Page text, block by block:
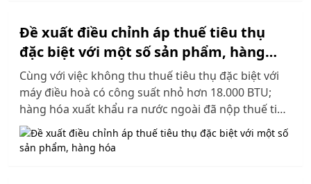
Đề xuất điều chỉnh áp thuế tiêu thụ
đặc biệt với một số sản phẩm, hàng
hóa
Cùng với việc không thu thuế tiêu thụ đặc biệt với
máy điều hoà có công suất nhỏ hơn 18.000 BTU;
hàng hóa xuất khẩu ra nước ngoài đã nộp thuế tiêu
thụ đặc biệt bị phía nước ngoài trả lại khi nhập
khẩu.., dự thảo Luật Thuế tiêu thụ đặc biệt (sửa đổi)
cũng chỉnh lý mức thuế suất với mặt hàng xe ô tô